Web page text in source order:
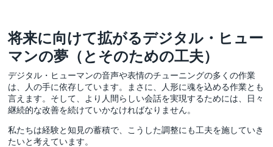
将来に向けて拡がるデジタル・ヒュー
マンの夢（とそのための工夫）
デジタル・ヒューマンの音声や表情のチューニングの多くの作業
は、人の手に依存しています。まさに、人形に魂を込める作業とも
言えます。そして、より人間らしい会話を実現するためには、日々
継続的な改善を続けていかなければなりません。
私たちは経験と知見の蓄積で、こうした調整にも工夫を施していき
たいと考えています。